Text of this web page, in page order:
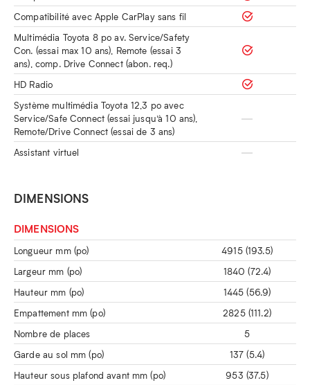
Compatibilité avec Apple CarPlay sans fil
Multimédia Toyota 8 po av. Service/Safety
Con. (essai max 10 ans), Remote (essai 3
ans), comp. Drive Connect (abon. req.)
HD Radio
Système multimédia Toyota 12,3 po avec
Service/Safe Connect (essai jusqu’à 10 ans),
Remote/Drive Connect (essai de 3 ans)
Assistant virtuel
DIMENSIONS
DIMENSIONS
Longueur mm (po)
4915 (193.5)
Largeur mm (po)
1840 (72.4)
Hauteur mm (po)
1445 (56.9)
Empattement mm (po)
2825 (111.2)
Nombre de places
5
Garde au sol mm (po)
137 (5.4)
Hauteur sous plafond avant mm (po)
953 (37.5)